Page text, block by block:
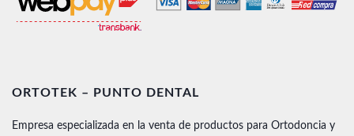
ORTOTEK – PUNTO DENTAL
Empresa especializada en la venta de productos para Ortodoncia y